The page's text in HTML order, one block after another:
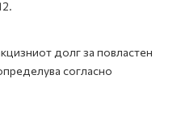
долг за повластен
согласно